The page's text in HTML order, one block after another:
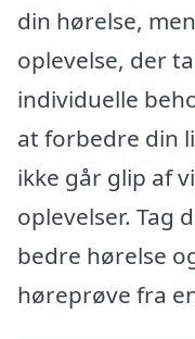
din hørelse,
oplevelse, der
individuelle
at forbedre din
ikke går glip af
oplevelser. Tag
bedre hørelse
høreprøve fra